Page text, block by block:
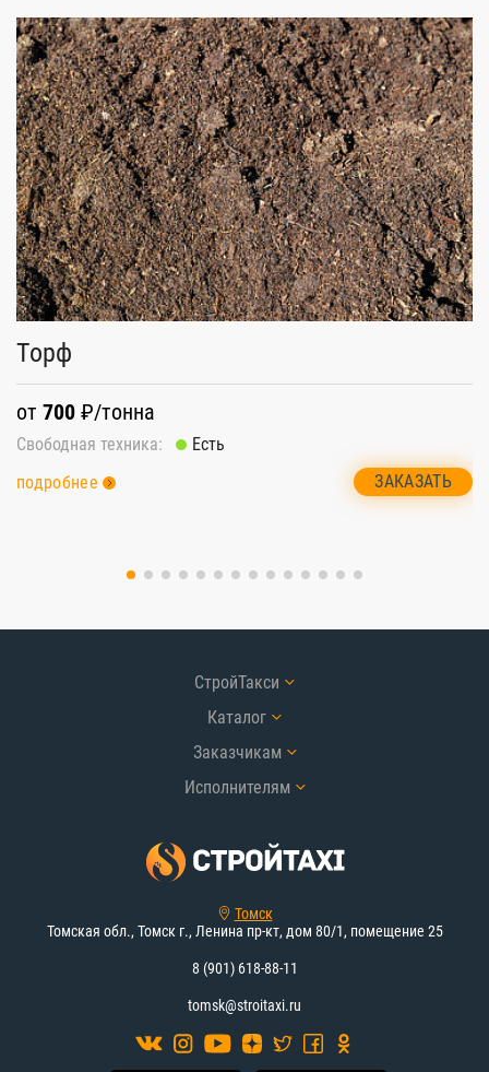
Торф
от 700 ₽/тонна
Свободная техника:
Есть
подробнее
ЗАКАЗАТЬ
СтройТакси
Каталог
Заказчикам
Исполнителям
Томск
Томская обл., Томск г., Ленина пр-кт, дом 80/1, помещение 25
8 (901) 618-88-11
tomsk@stroitaxi.ru